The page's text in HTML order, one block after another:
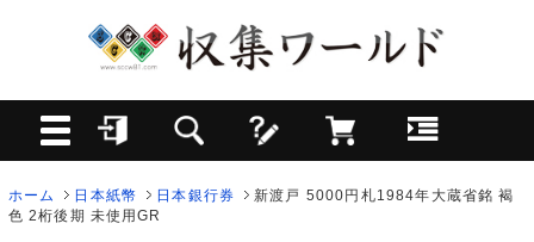
ホーム 日本紙幣 日本銀行券
新渡戸 5000円札1984年大蔵省銘 褐
色 2桁後期 未使用GR